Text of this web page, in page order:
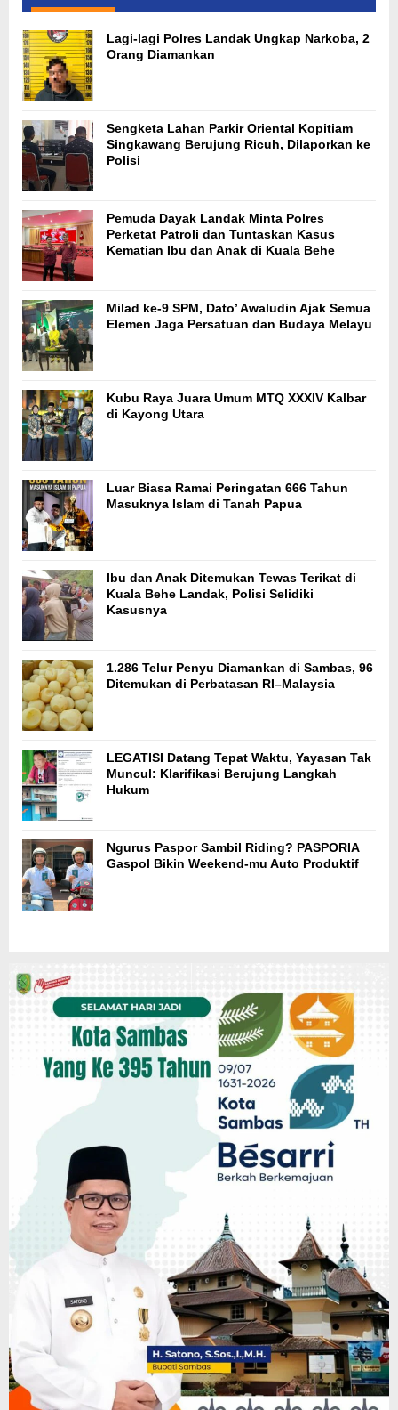
Lagi-lagi Polres Landak Ungkap Narkoba, 2
Orang Diamankan
Sengketa Lahan Parkir Oriental Kopitiam
Singkawang Berujung Ricuh, Dilaporkan ke
Polisi
Pemuda Dayak Landak Minta Polres
Perketat Patroli dan Tuntaskan Kasus
Kematian Ibu dan Anak di Kuala Behe
Milad ke-9 SPM, Dato’ Awaludin Ajak Semua
Elemen Jaga Persatuan dan Budaya Melayu
Kubu Raya Juara Umum MTQ XXXIV Kalbar
di Kayong Utara
Luar Biasa Ramai Peringatan 666 Tahun
Masuknya Islam di Tanah Papua
Ibu dan Anak Ditemukan Tewas Terikat di
Kuala Behe Landak, Polisi Selidiki
Kasusnya
1.286 Telur Penyu Diamankan di Sambas, 96
Ditemukan di Perbatasan RI–Malaysia
LEGATISI Datang Tepat Waktu, Yayasan Tak
Muncul: Klarifikasi Berujung Langkah
Hukum
Ngurus Paspor Sambil Riding? PASPORIA
Gaspol Bikin Weekend-mu Auto Produktif